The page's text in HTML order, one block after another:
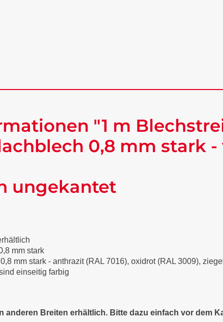
"1 m
0,8 mm stark
ungekantet
mm stark
mm stark - anthrazit (RAL 7016), oxidrot (RAL 3009),
einseitig farbig
anderen Breiten erhältlich. Bitte dazu einfach vor dem